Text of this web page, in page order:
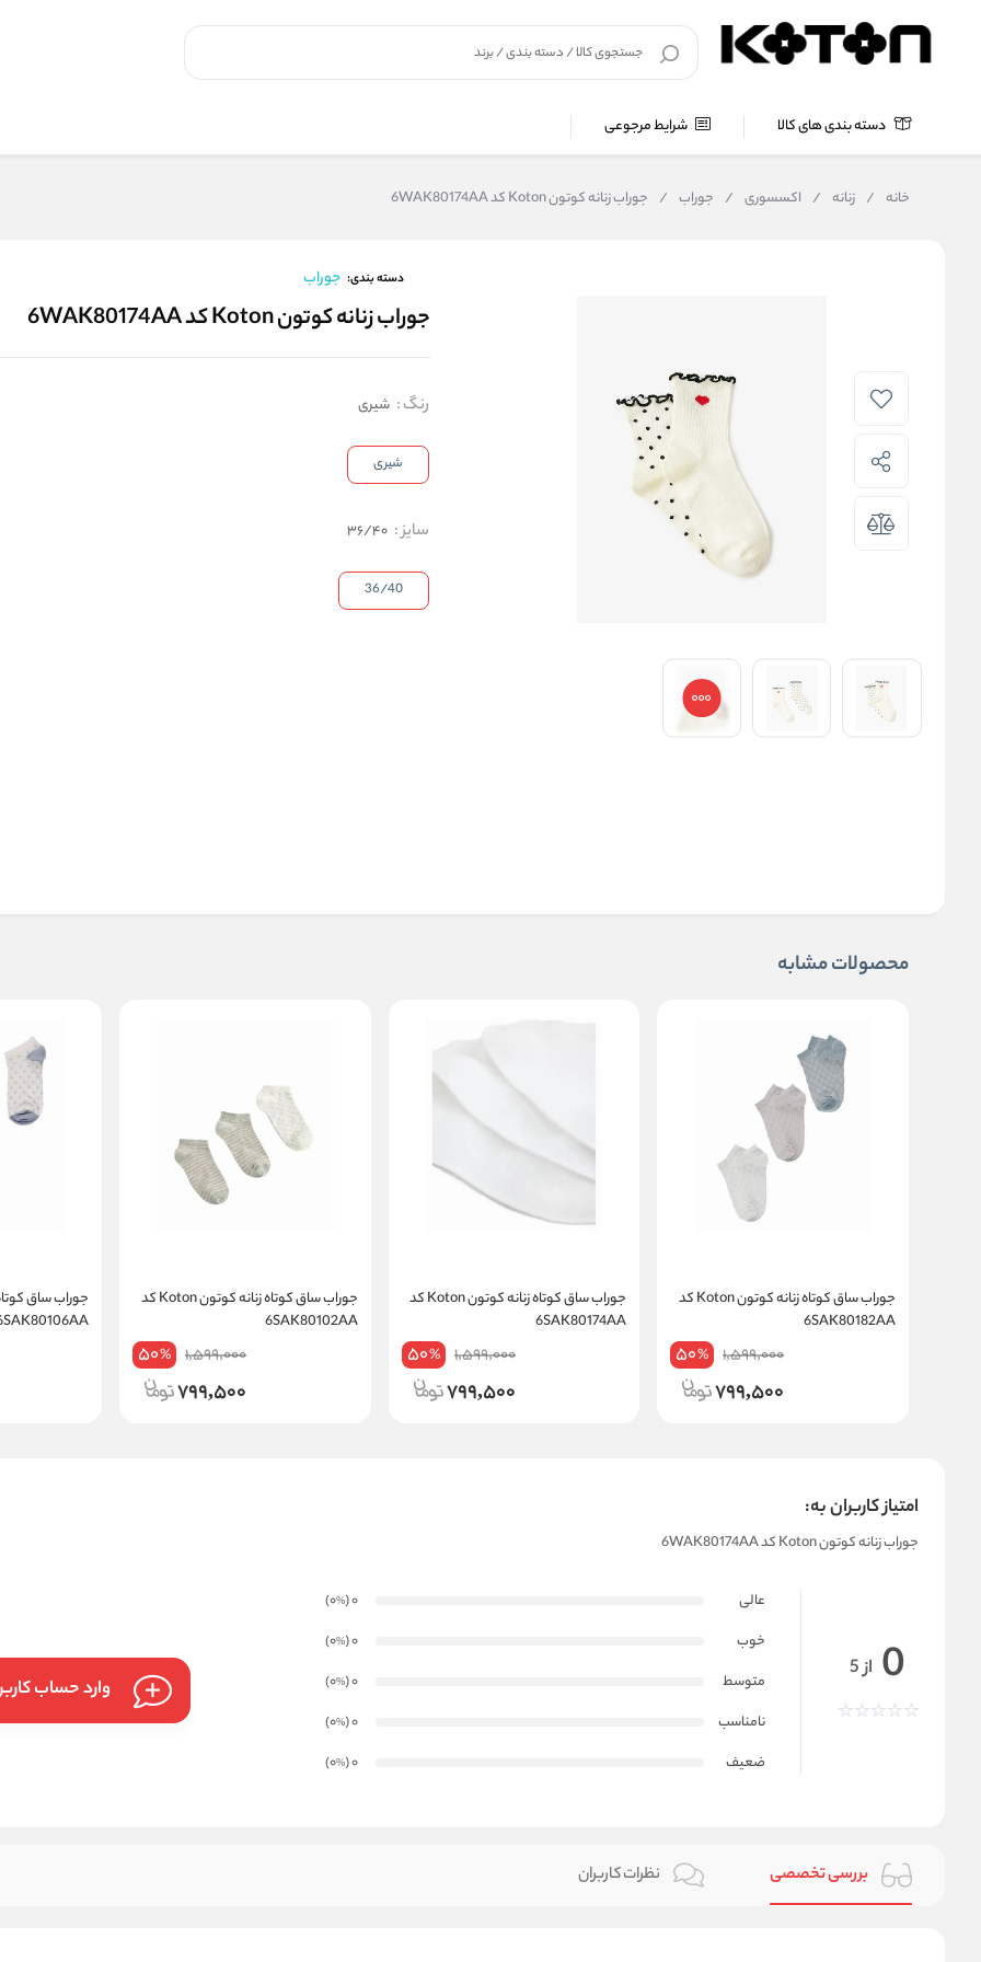
دسته بندی های کالا شرایط مرجوعی
خانه / زنانه / اکسسوری / جوراب / جوراب زنانه کوتون Koton کد 6WAK80174AA
دسته بندی: جوراب
جوراب زنانه کوتون Koton کد 6WAK80174AA
رنگ: شیری
شیری
سایز:
36/40
36/40
محصولات مشابه
جوراب ساق کوتاه زنانه کوتون Koton کد
6SAK80182AA
1,599,000
50%
799,500
جوراب ساق کوتاه زنانه کوتون Koton کد
6SAK80174AA
1,599,000
50%
799,500
جوراب ساق کوتاه زنانه کوتون Koton کد
6SAK80102AA
1,599,000
50%
799,500
6SAK80106AA
امتیاز کاربران به:
جوراب زنانه کوتون Koton کد 6WAK80174AA
0 از 5
عالی 0
(0
%
)
خوب
0
(0
%
)
متوسط
0
(0
%
)
نامناسب
0
(0
%
)
ضعیف
0
(0
%
)
وارد حساب
بررسی تخصصی نظرات کاربران